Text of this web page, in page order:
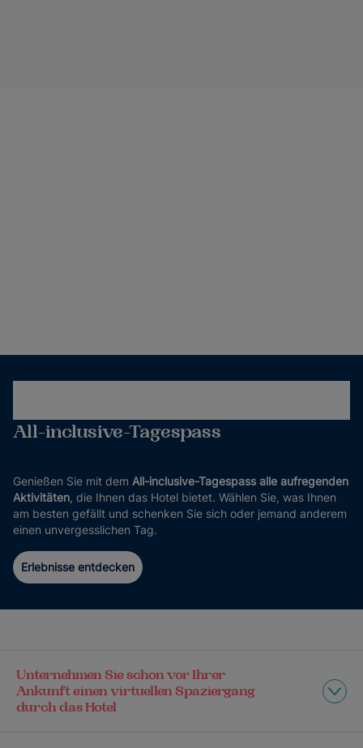
All-inclusive-Tagespass
Genießen Sie mit dem All-inclusive-Tagespass alle aufregenden
Aktivitäten, die Ihnen das Hotel bietet. Wählen Sie, was Ihnen
am besten gefällt und schenken Sie sich oder jemand anderem
einen unvergesslichen Tag.
Erlebnisse entdecken
Unternehmen Sie schon vor Ihrer
Ankunft einen virtuellen Spaziergang
durch das Hotel